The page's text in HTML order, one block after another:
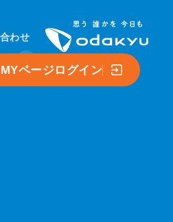
MYページログイン
わせ